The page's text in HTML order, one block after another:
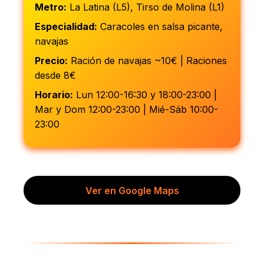
Metro: La Latina (L5), Tirso de Molina (L1)
Especialidad: Caracoles en salsa picante,
navajas
Precio: Ración de navajas ~10€ | Raciones
desde 8€
Horario: Lun 12:00-16:30 y 18:00-23:00 |
Mar y Dom 12:00-23:00 | Mié-Sáb 10:00-
23:00
Ver en Google Maps